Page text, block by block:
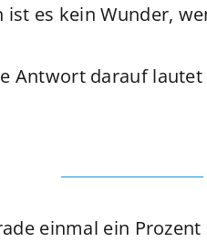
es kein Wunder,
Antwort darauf
einmal ein